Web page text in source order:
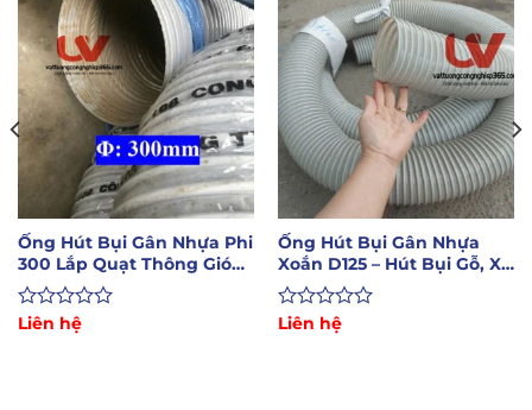
Ống Hút Bụi Gân Nhựa Phi
300 Lắp Quạt Thông Gió
Hút Bụi
Được
Liên hệ
Ống Hút Bụi Gân Nhựa
Xoắn D125 – Hút Bụi Gỗ, Xi
Măng, Mạt Sắt
Được
Liên hệ